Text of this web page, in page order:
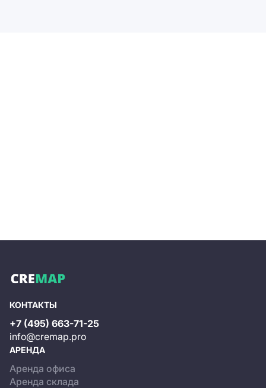
КОНТАКТЫ
+7 (495) 663-71-25
info@cremap.pro
АРЕНДА
Аренда офиса
Аренда склада